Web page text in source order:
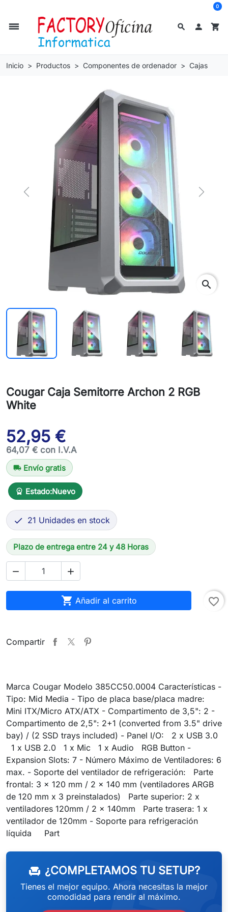
search
dehaze  shopping_cart
0
Inicio Productos Componentes de ordenador Cajas
Previous Next
search
Cougar Caja Semitorre Archon 2 RGB
White
52,95 €
64,07 € con I.V.A
local_shipping Envío gratis
workspace_premium Estado:Nuevo
 21 Unidades en stock
Plazo de entrega entre 24 y 48 Horas
 
 Añadir al carrito favorite_border
Compartir
Marca Cougar Modelo 385CC50.0004 Características -
Tipo: Mid Media - Tipo de placa base/placa madre:
Mini ITX/Micro ATX/ATX - Compartimento de 3,5": 2 -
Compartimento de 2,5": 2+1 (converted from 3.5" drive
bay) / (2 SSD trays included) - Panel I/O: 2 x USB 3.0
1 x USB 2.0 1 x Mic 1 x Audio RGB Button -
Expansion Slots: 7 - Número Máximo de Ventiladores: 6
max. - Soporte del ventilador de refrigeración: Parte
frontal: 3 x 120 mm / 2 x 140 mm (ventiladores ARGB
de 120 mm x 3 preinstalados) Parte superior: 2 x
ventiladores 120mm / 2 x 140mm Parte trasera: 1 x
ventilador de 120mm - Soporte para refrigeración
líquida Part
chair ¿COMPLETAMOS TU SETUP?
Tienes el mejor equipo. Ahora necesitas la mejor
comodidad para rendir al máximo.